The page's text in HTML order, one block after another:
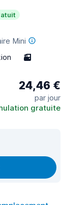
Mini
3
24,46 €
par jour
gratuite